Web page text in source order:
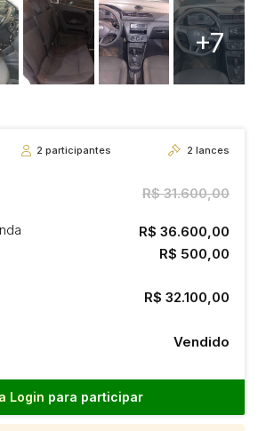
+7
2participantes 2 lances
R$ 31.600,00
R$ 36.600,00
R$ 500,00
R$ 32.100,00
Vendido
Login para participar